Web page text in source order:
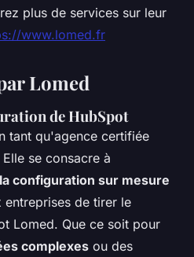
plus de services sur leur
www.lomed.fr
Lomed
de HubSpot
tant qu'agence certifiée
se consacre à
configuration sur mesure
entreprises de tirer le
Lomed. Que ce soit pour
complexes ou des